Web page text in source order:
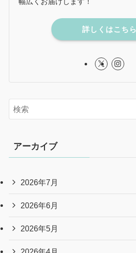
詳しくはこちら
アーカイブ
2026年7月
2026年6月
2026年5月